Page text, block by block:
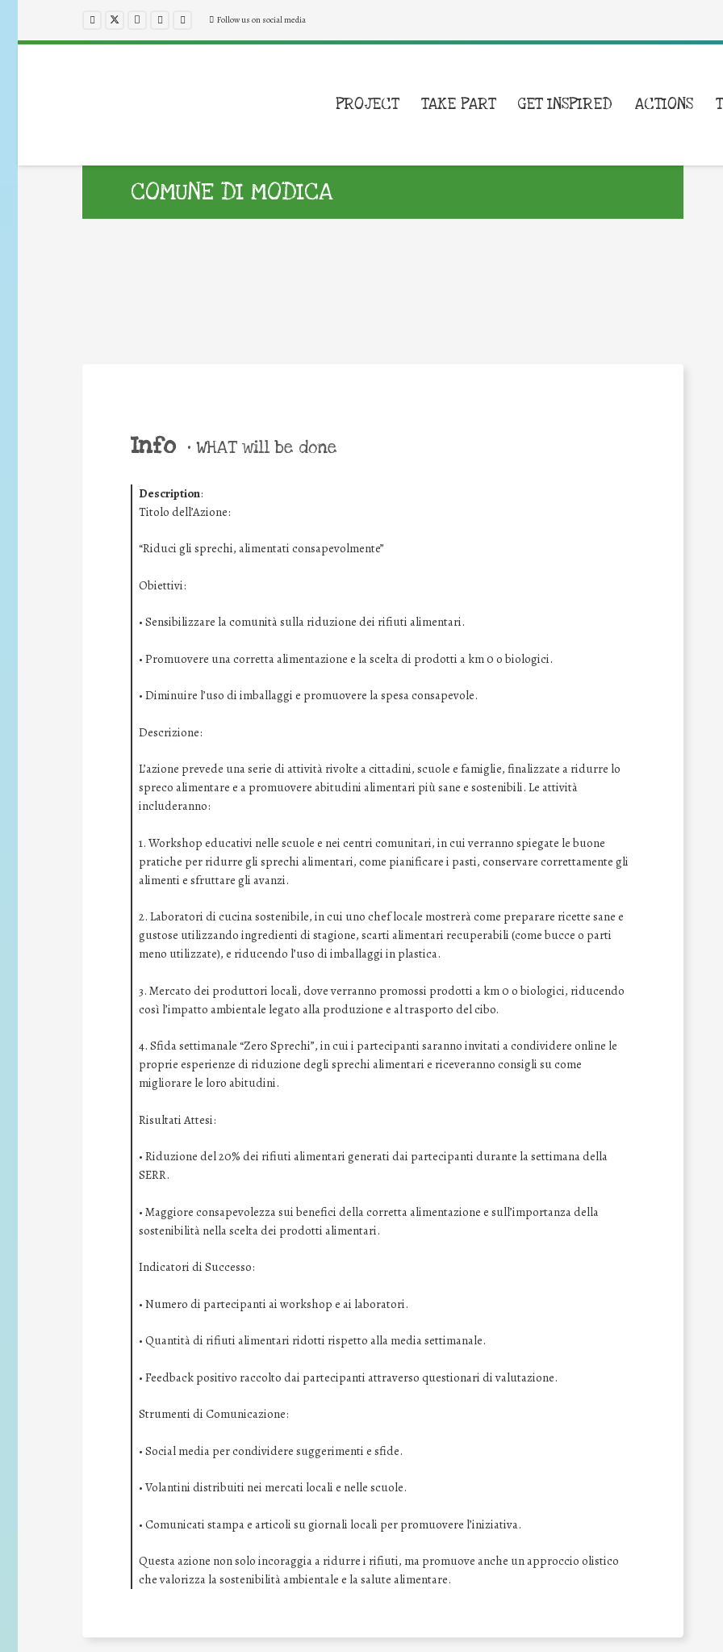
Follow us on social media
PROJECT TAKE PART GET INSPIRED ACTIONS
COMUNE DI MODICA
Info • WHAT will be done
Description:
Titolo dell’Azione:
“Riduci gli sprechi, alimentati consapevolmente”
Obiettivi:
• Sensibilizzare la comunità sulla riduzione dei rifiuti alimentari.
• Promuovere una corretta alimentazione e la scelta di prodotti a km 0 o biologici.
• Diminuire l’uso di imballaggi e promuovere la spesa consapevole.
Descrizione:
L’azione prevede una serie di attività rivolte a cittadini, scuole e famiglie, finalizzate a ridurre lo
spreco alimentare e a promuovere abitudini alimentari più sane e sostenibili. Le attività
includeranno:
1. Workshop educativi nelle scuole e nei centri comunitari, in cui verranno spiegate le buone
pratiche per ridurre gli sprechi alimentari, come pianificare i pasti, conservare correttamente gli
alimenti e sfruttare gli avanzi.
2. Laboratori di cucina sostenibile, in cui uno chef locale mostrerà come preparare ricette sane e
gustose utilizzando ingredienti di stagione, scarti alimentari recuperabili (come bucce o parti
meno utilizzate), e riducendo l’uso di imballaggi in plastica.
3. Mercato dei produttori locali, dove verranno promossi prodotti a km 0 o biologici, riducendo
così l’impatto ambientale legato alla produzione e al trasporto del cibo.
4. Sfida settimanale “Zero Sprechi”, in cui i partecipanti saranno invitati a condividere online le
proprie esperienze di riduzione degli sprechi alimentari e riceveranno consigli su come
migliorare le loro abitudini.
Risultati Attesi:
• Riduzione del 20% dei rifiuti alimentari generati dai partecipanti durante la settimana della
SERR.
• Maggiore consapevolezza sui benefici della corretta alimentazione e sull’importanza della
sostenibilità nella scelta dei prodotti alimentari.
Indicatori di Successo:
• Numero di partecipanti ai workshop e ai laboratori.
• Quantità di rifiuti alimentari ridotti rispetto alla media settimanale.
• Feedback positivo raccolto dai partecipanti attraverso questionari di valutazione.
Strumenti di Comunicazione:
• Social media per condividere suggerimenti e sfide.
• Volantini distribuiti nei mercati locali e nelle scuole.
• Comunicati stampa e articoli su giornali locali per promuovere l’iniziativa.
Questa azione non solo incoraggia a ridurre i rifiuti, ma promuove anche un approccio olistico
che valorizza la sostenibilità ambientale e la salute alimentare.